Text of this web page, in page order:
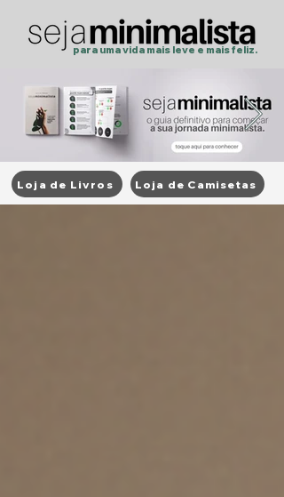
para uma vida mais leve e mais feliz.
Loja de Livros Loja de Camisetas